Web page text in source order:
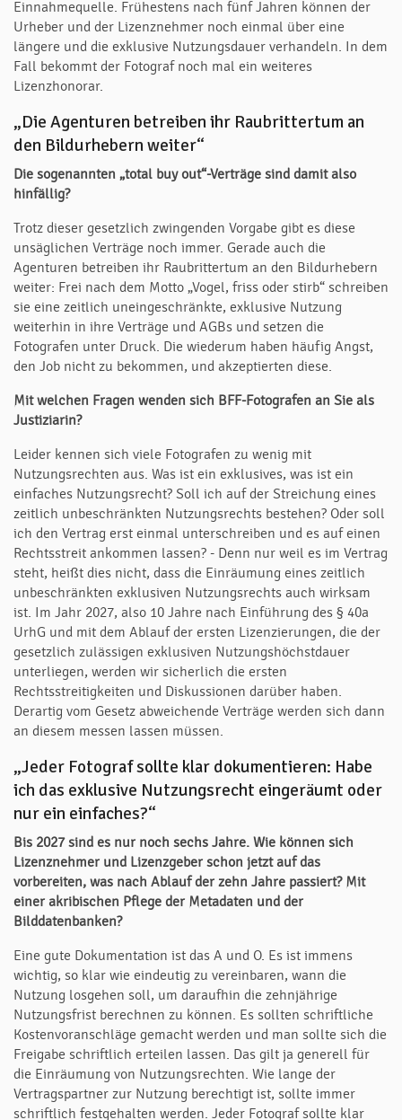
Einnahmequelle. Frühestens nach fünf Jahren können der
Urheber und der Lizenznehmer noch einmal über eine
längere und die exklusive Nutzungsdauer verhandeln. In dem
Fall bekommt der Fotograf noch mal ein weiteres
Lizenzhonorar.
„Die Agenturen betreiben ihr Raubrittertum an
den Bildurhebern weiter“
Die sogenannten „total buy out“-Verträge sind damit also
hinfällig?
Trotz dieser gesetzlich zwingenden Vorgabe gibt es diese
unsäglichen Verträge noch immer. Gerade auch die
Agenturen betreiben ihr Raubrittertum an den Bildurhebern
weiter: Frei nach dem Motto „Vogel, friss oder stirb“ schreiben
sie eine zeitlich uneingeschränkte, exklusive Nutzung
weiterhin in ihre Verträge und AGBs und setzen die
Fotografen unter Druck. Die wiederum haben häufig Angst,
den Job nicht zu bekommen, und akzeptierten diese.
Mit welchen Fragen wenden sich BFF-Fotografen an Sie als
Justiziarin?
Leider kennen sich viele Fotografen zu wenig mit
Nutzungsrechten aus. Was ist ein exklusives, was ist ein
einfaches Nutzungsrecht? Soll ich auf der Streichung eines
zeitlich unbeschränkten Nutzungsrechts bestehen? Oder soll
ich den Vertrag erst einmal unterschreiben und es auf einen
Rechtsstreit ankommen lassen? - Denn nur weil es im Vertrag
steht, heißt dies nicht, dass die Einräumung eines zeitlich
unbeschränkten exklusiven Nutzungsrechts auch wirksam
ist. Im Jahr 2027, also 10 Jahre nach Einführung des § 40a
UrhG und mit dem Ablauf der ersten Lizenzierungen, die der
gesetzlich zulässigen exklusiven Nutzungshöchstdauer
unterliegen, werden wir sicherlich die ersten
Rechtsstreitigkeiten und Diskussionen darüber haben.
Derartig vom Gesetz abweichende Verträge werden sich dann
an diesem messen lassen müssen.
„Jeder Fotograf sollte klar dokumentieren: Habe
ich das exklusive Nutzungsrecht eingeräumt oder
nur ein einfaches?“
Bis 2027 sind es nur noch sechs Jahre. Wie können sich
Lizenznehmer und Lizenzgeber schon jetzt auf das
vorbereiten, was nach Ablauf der zehn Jahre passiert? Mit
einer akribischen Pflege der Metadaten und der
Bilddatenbanken?
Eine gute Dokumentation ist das A und O. Es ist immens
wichtig, so klar wie eindeutig zu vereinbaren, wann die
Nutzung losgehen soll, um daraufhin die zehnjährige
Nutzungsfrist berechnen zu können. Es sollten schriftliche
Kostenvoranschläge gemacht werden und man sollte sich die
Freigabe schriftlich erteilen lassen. Das gilt ja generell für
die Einräumung von Nutzungsrechten. Wie lange der
Vertragspartner zur Nutzung berechtigt ist, sollte immer
schriftlich festgehalten werden. Jeder Fotograf sollte klar